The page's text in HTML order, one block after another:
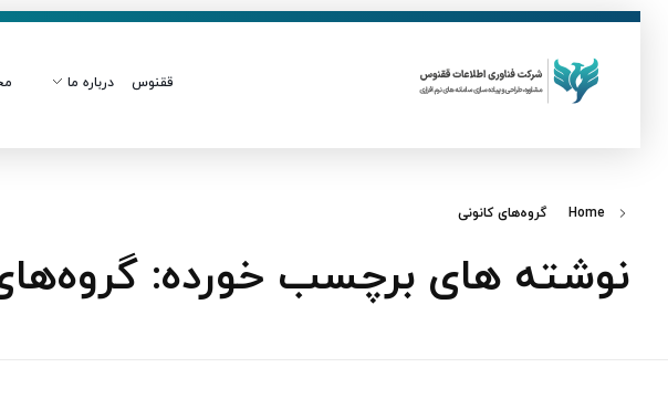
ققنوس درباره ما
Home گروه‌های کانونی
نوشته های برچسب خورده: